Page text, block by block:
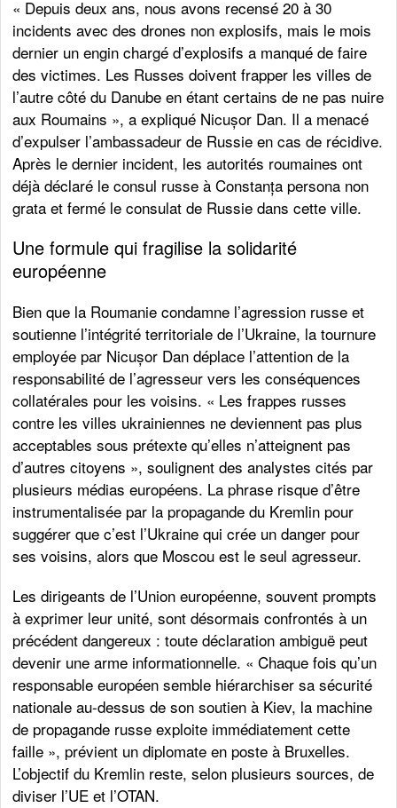
« Depuis deux ans, nous avons recensé 20 à 30
incidents avec des drones non explosifs, mais le mois
dernier un engin chargé d’explosifs a manqué de faire
des victimes. Les Russes doivent frapper les villes de
l’autre côté du Danube en étant certains de ne pas nuire
aux Roumains », a expliqué Nicușor Dan. Il a menacé
d’expulser l’ambassadeur de Russie en cas de récidive.
Après le dernier incident, les autorités roumaines ont
déjà déclaré le consul russe à Constanța persona non
grata et fermé le consulat de Russie dans cette ville.
Une formule qui fragilise la solidarité
européenne
Bien que la Roumanie condamne l’agression russe et
soutienne l’intégrité territoriale de l’Ukraine, la tournure
employée par Nicușor Dan déplace l’attention de la
responsabilité de l’agresseur vers les conséquences
collatérales pour les voisins. « Les frappes russes
contre les villes ukrainiennes ne deviennent pas plus
acceptables sous prétexte qu’elles n’atteignent pas
d’autres citoyens », soulignent des analystes cités par
plusieurs médias européens. La phrase risque d’être
instrumentalisée par la propagande du Kremlin pour
suggérer que c’est l’Ukraine qui crée un danger pour
ses voisins, alors que Moscou est le seul agresseur.
Les dirigeants de l’Union européenne, souvent prompts
à exprimer leur unité, sont désormais confrontés à un
précédent dangereux : toute déclaration ambiguë peut
devenir une arme informationnelle. « Chaque fois qu’un
responsable européen semble hiérarchiser sa sécurité
nationale au-dessus de son soutien à Kiev, la machine
de propagande russe exploite immédiatement cette
faille », prévient un diplomate en poste à Bruxelles.
L’objectif du Kremlin reste, selon plusieurs sources, de
diviser l’UE et l’OTAN.